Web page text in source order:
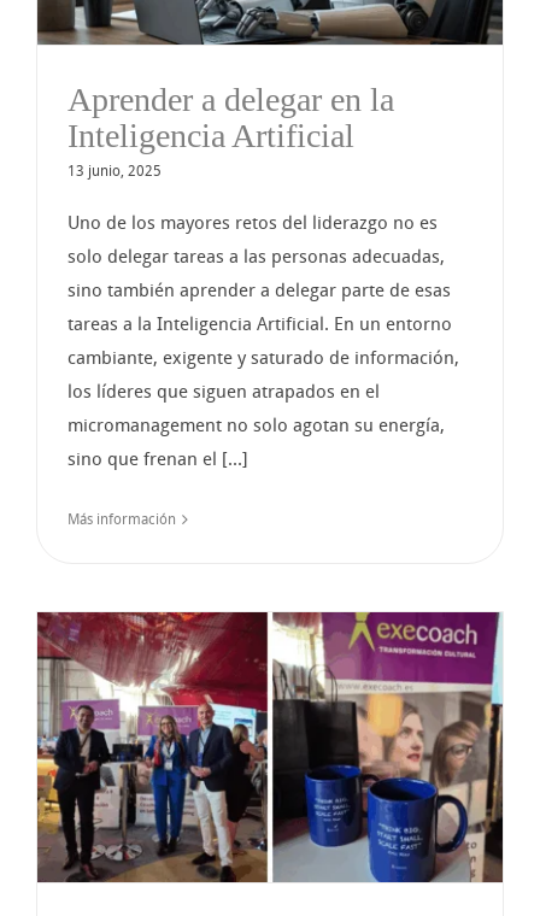
Aprender a delegar en la
Inteligencia Artificial
13 junio, 2025
Uno de los mayores retos del liderazgo no es
solo delegar tareas a las personas adecuadas,
sino también aprender a delegar parte de esas
tareas a la Inteligencia Artificial. En un entorno
cambiante, exigente y saturado de información,
los líderes que siguen atrapados en el
micromanagement no solo agotan su energía,
sino que frenan el [...]
Más información